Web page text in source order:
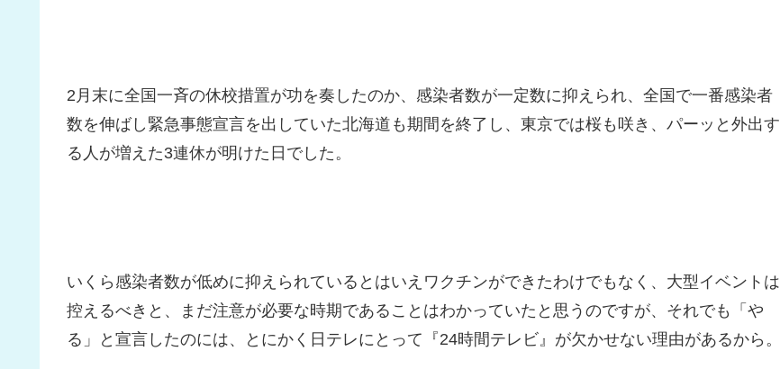
2月末に全国一斉の休校措置が功を奏したのか、感染者数が一定数に抑えられ、全国で一番感染者
数を伸ばし緊急事態宣言を出していた北海道も期間を終了し、東京では桜も咲き、パーッと外出す
る人が増えた3連休が明けた日でした。
いくら感染者数が低めに抑えられているとはいえワクチンができたわけでもなく、大型イベントは
控えるべきと、まだ注意が必要な時期であることはわかっていたと思うのですが、それでも「や
る」と宣言したのには、とにかく日テレにとって『24時間テレビ』が欠かせない理由があるから。